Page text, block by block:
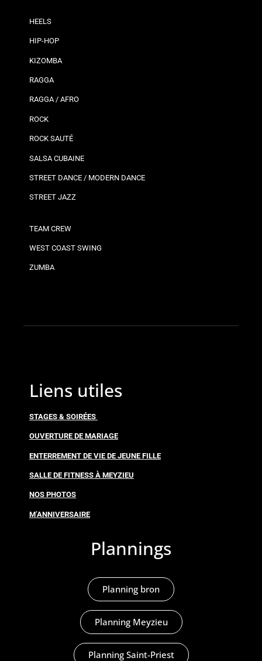
HEELS
HIP-HOP
KIZOMBA
RAGGA
RAGGA / AFRO
ROCK
ROCK SAUTÉ
SALSA CUBAINE
STREET DANCE / MODERN DANCE
STREET JAZZ
TEAM CREW
WEST COAST SWING
ZUMBA
Liens utiles
STAGES & SOIRÉES
OUVERTURE DE MARIAGE
ENTERREMENT DE VIE DE JEUNE FILLE
SALLE DE FITNESS À MEYZIEU
NOS PHOTOS
M’ANNIVERSAIRE
Plannings
Planning bron
Planning Meyzieu
Planning Saint-Priest